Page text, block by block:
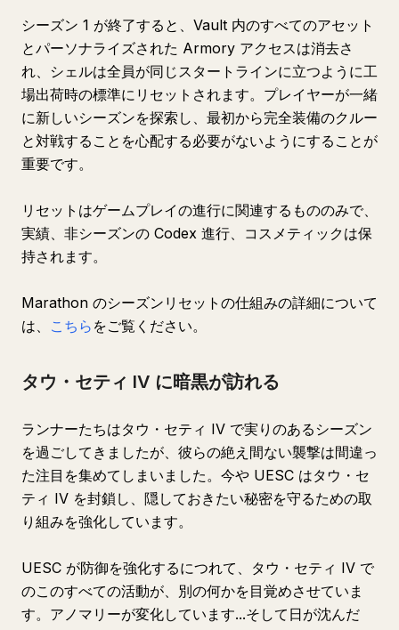
シーズン 1 が終了すると、Vault 内のすべてのアセット
とパーソナライズされた Armory アクセスは消去さ
れ、シェルは全員が同じスタートラインに立つように工
場出荷時の標準にリセットされます。プレイヤーが一緒
に新しいシーズンを探索し、最初から完全装備のクルー
と対戦することを心配する必要がないようにすることが
重要です。
リセットはゲームプレイの進行に関連するもののみで、
実績、非シーズンの Codex 進行、コスメティックは保
持されます。
Marathon のシーズンリセットの仕組みの詳細について
は、 こちら をご覧ください。
タウ・セティ IV に暗黒が訪れる
ランナーたちはタウ・セティ IV で実りのあるシーズン
を過ごしてきましたが、彼らの絶え間ない襲撃は間違っ
た注目を集めてしまいました。今や UESC はタウ・セ
ティ IV を封鎖し、隠しておきたい秘密を守るための取
り組みを強化しています。
UESC が防御を強化するにつれて、タウ・セティ IV で
のこのすべての活動が、別の何かを目覚めさせていま
す。アノマリーが変化しています...そして日が沈んだ